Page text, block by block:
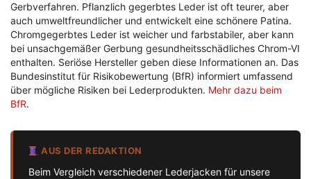
Gerbverfahren. Pflanzlich gegerbtes Leder ist oft teurer, aber
auch umweltfreundlicher und entwickelt eine schönere Patina.
Chromgegerbtes Leder ist weicher und farbstabiler, aber kann
bei unsachgemäßer Gerbung gesundheitsschädliches Chrom-VI
enthalten. Seriöse Hersteller geben diese Informationen an. Das
Bundesinstitut für Risikobewertung (BfR) informiert umfassend
über mögliche Risiken bei Lederprodukten. Mehr dazu beim
BfR.
AUS DER REDAKTION
Beim Vergleich verschiedener Lederjacken für unsere